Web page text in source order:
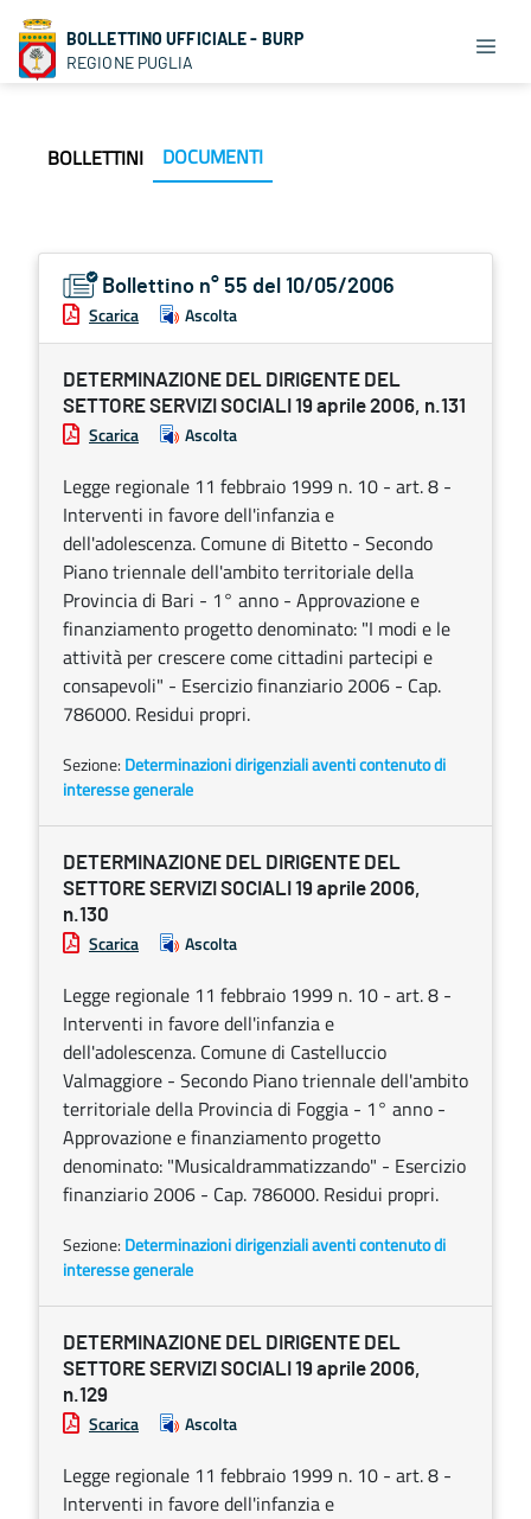
BOLLETTINO UFFICIALE - BURP
REGIONE PUGLIA
BOLLETTINI DOCUMENTI
Bollettino n° 55 del 10/05/2006
Scarica Ascolta
DETERMINAZIONE DEL DIRIGENTE DEL
SETTORE SERVIZI SOCIALI 19 aprile 2006, n.131
Scarica Ascolta
Legge regionale 11 febbraio 1999 n. 10 - art. 8 -
Interventi in favore dell'infanzia e
dell'adolescenza. Comune di Bitetto - Secondo
Piano triennale dell'ambito territoriale della
Provincia di Bari - 1° anno - Approvazione e
finanziamento progetto denominato: "I modi e le
attività per crescere come cittadini partecipi e
consapevoli" - Esercizio finanziario 2006 - Cap.
786000. Residui propri.
Sezione: Determinazioni dirigenziali aventi contenuto di
interesse generale
DETERMINAZIONE DEL DIRIGENTE DEL
SETTORE SERVIZI SOCIALI 19 aprile 2006,
n.130
Scarica Ascolta
Legge regionale 11 febbraio 1999 n. 10 - art. 8 -
Interventi in favore dell'infanzia e
dell'adolescenza. Comune di Castelluccio
Valmaggiore - Secondo Piano triennale dell'ambito
territoriale della Provincia di Foggia - 1° anno -
Approvazione e finanziamento progetto
denominato: "Musicaldrammatizzando" - Esercizio
finanziario 2006 - Cap. 786000. Residui propri.
Sezione: Determinazioni dirigenziali aventi contenuto di
interesse generale
DETERMINAZIONE DEL DIRIGENTE DEL
SETTORE SERVIZI SOCIALI 19 aprile 2006,
n.129
Scarica Ascolta
Legge regionale 11 febbraio 1999 n. 10 - art. 8 -
Interventi in favore dell'infanzia e